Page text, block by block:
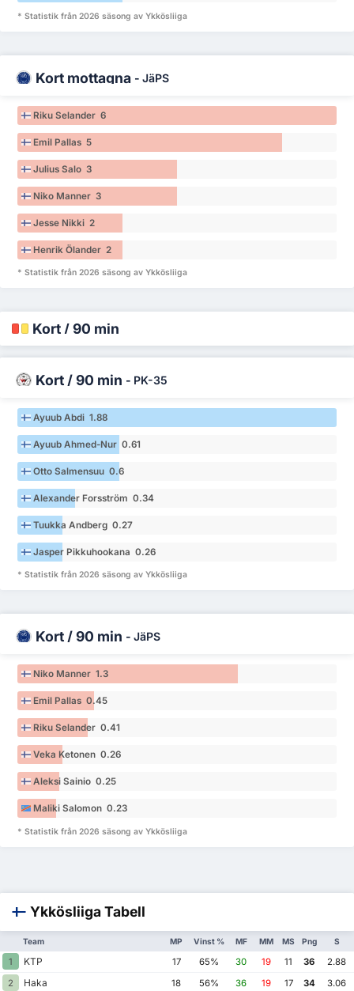
* Statistik från 2026 säsong av Ykkösliiga
Kort mottagna - JäPS
Riku Selander 6
Emil Pallas 5
Julius Salo 3
Niko Manner 3
Jesse Nikki 2
Henrik Ölander 2
* Statistik från 2026 säsong av Ykkösliiga
Kort / 90 min
Kort / 90 min - PK-35
Ayuub Abdi 1.88
Ayuub Ahmed-Nur 0.61
Otto Salmensuu 0.6
Alexander Forsström 0.34
Tuukka Andberg 0.27
Jasper Pikkuhookana 0.26
* Statistik från 2026 säsong av Ykkösliiga
Kort / 90 min - JäPS
Niko Manner 1.3
Emil Pallas 0.45
Riku Selander 0.41
Veka Ketonen 0.26
Aleksi Sainio 0.25
Maliki Salomon 0.23
* Statistik från 2026 säsong av Ykkösliiga
Ykkösliiga Tabell
Team MP Vinst % MF MM MS Png S
1 KTP 17 65% 30 19 11 36
2.88
2
Haka 18 56% 36 19 17 34
3.06